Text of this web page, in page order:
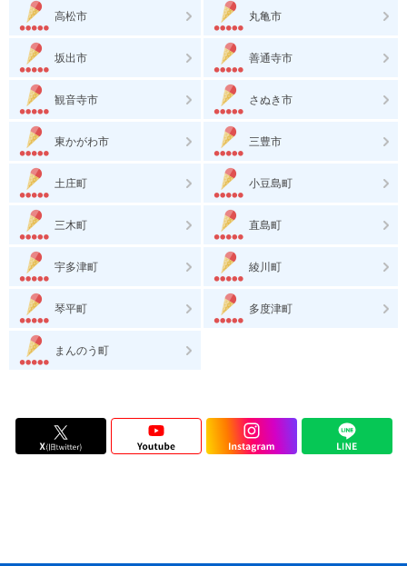
高松市 丸亀市
坂出市 善通寺市
観音寺市 さぬき市
東かがわ市 三豊市
土庄町 小豆島町
三木町 直島町
宇多津町 綾川町
琴平町 多度津町
まんのう町